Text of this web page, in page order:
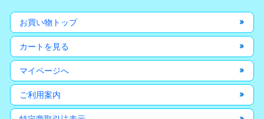
お買い物トップ
カートを見る
マイページへ
ご利用案内